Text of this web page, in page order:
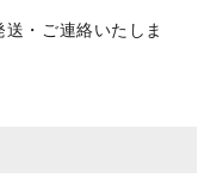
・ご連絡いたしま